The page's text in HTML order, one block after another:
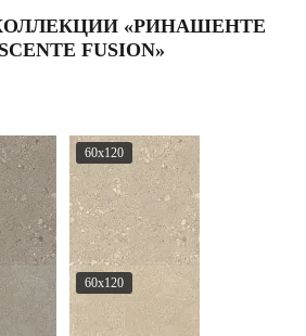
«РИНАШЕНТЕ
FUSION»
60x120
60x120